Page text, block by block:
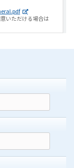
いただける場合は